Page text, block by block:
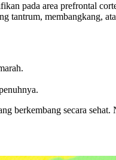
pada area prefrontal
tantrum, membangkang,
berkembang secara